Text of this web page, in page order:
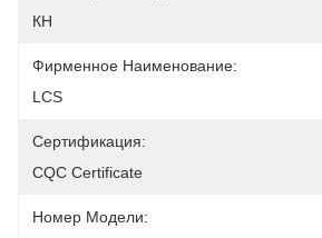
КН
Фирменное Наименование:
LCS
Сертификация:
CQC Certificate
Номер Модели: